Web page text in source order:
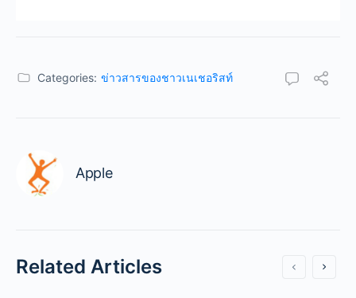
Categories: ข่าวสารของชาวเนเชอริสท์
Apple
Related Articles